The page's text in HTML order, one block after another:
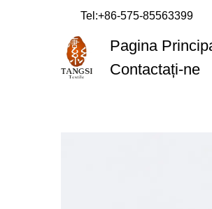
Tel:+86-575-85563399
Pagina
Contactați-ne